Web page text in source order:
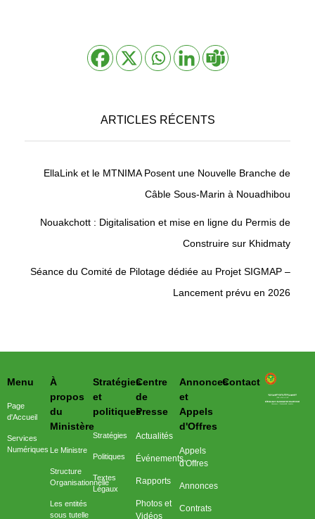
ARTICLES RÉCENTS
EllaLink et le MTNIMA Posent une Nouvelle Branche de
Câble Sous-Marin à Nouadhibou
Nouakchott : Digitalisation et mise en ligne du Permis de
Construire sur Khidmaty
Séance du Comité de Pilotage dédiée au Projet SIGMAP –
Lancement prévu en 2026
وزارة التحول الرقمي وعصرنة الادارة
Contact
Annonces
et
Appels
d'Offres
Appels
d'Offres
Annonces
Contrats
Centre
de
Presse
Actualités
Événements
Rapports
Photos et
Vidéos
Stratégies
et
politiques
Stratégies
Politiques
Textes
Légaux
À
propos
du
Ministère
Le Ministre
Structure
Organisationnelle
Les entités
sous tutelle
Menu
Page
d'Accueil
Services
Numériques